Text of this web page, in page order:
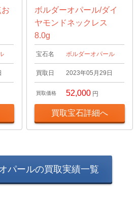
ボルダーオパール/ダイ
ヤモンドネックレス
8.0g
宝石名 ボルダーオパール
買取日 2023年05月29日
買取価格 52,000 円
買取宝石詳細へ
パールの買取実績一覧